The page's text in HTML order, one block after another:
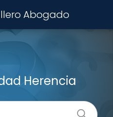
Abogado
Herencia